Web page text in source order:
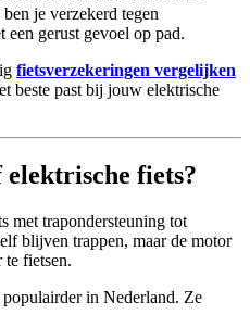
ben je verzekerd tegen
een gerust gevoel op pad.
fietsverzekeringen vergelijken
beste past bij jouw elektrische
elektrische fiets?
met trapondersteuning tot
blijven trappen, maar de motor
fietsen.
in Nederland. Ze